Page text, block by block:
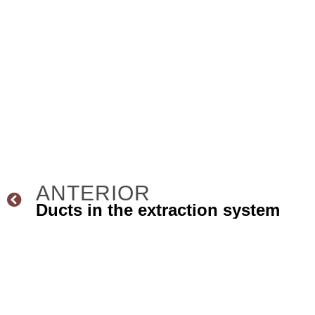
ANTERIOR
Ducts in the extraction system